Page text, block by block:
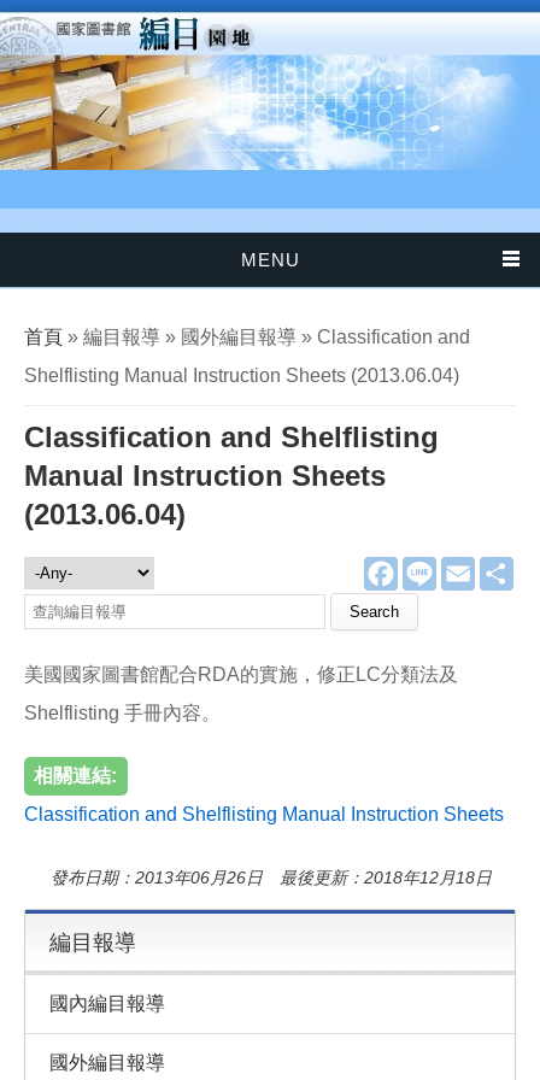
移至主內容
MENU
您在這裡
首頁 » 編目報導 » 國外編目報導 » Classification and
Shelflisting Manual Instruction Sheets (2013.06.04)
Classification and Shelflisting
Manual Instruction Sheets
(2013.06.04)
F
a
e
o
o
L
E
m
編目報導
美國國家圖書館配合RDA的實施，修正LC分類法及
Shelflisting 手冊內容。
相關連結:
Classification and Shelflisting Manual Instruction Sheets
發布日期：2013年06月26日 最後更新：2018年12月18日
編目報導
國內編目報導
國外編目報導